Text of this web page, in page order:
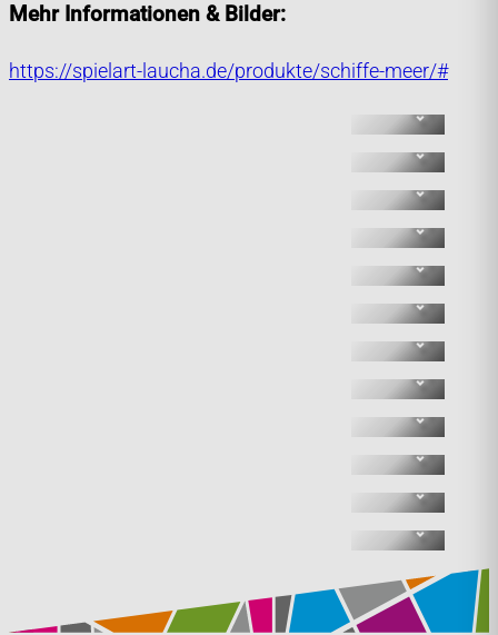
Mehr Informationen & Bilder:
https://spielart-laucha.de/produkte/schiffe-meer/#